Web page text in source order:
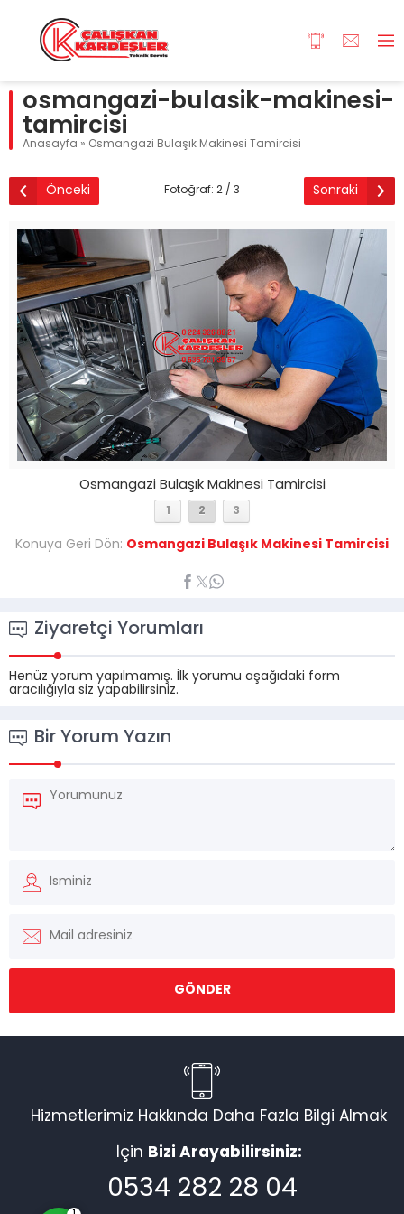
osmangazi-bulasik-makinesi-
tamircisi
Anasayfa » Osmangazi Bulaşık Makinesi Tamircisi
Önceki Fotoğraf: 2 / 3 Sonraki
Osmangazi Bulaşık Makinesi Tamircisi
1 2 3
Konuya Geri Dön: Osmangazi Bulaşık Makinesi Tamircisi
Ziyaretçi Yorumları
Henüz yorum yapılmamış. İlk yorumu aşağıdaki form
aracılığıyla siz yapabilirsiniz.
Bir Yorum Yazın
Hizmetlerimiz Hakkında Daha Fazla Bilgi Almak
İçin Bizi Arayabilirsiniz:
0534 282 28 04
Müşteri Temsilcisi
Cevap Yaz